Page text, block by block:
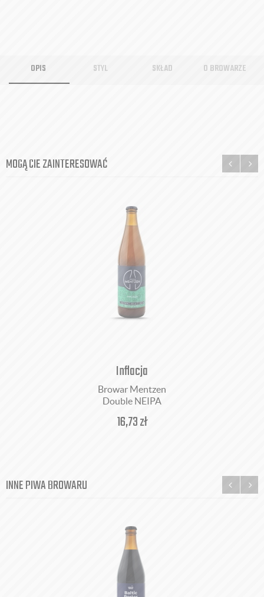
OPIS STYL SKŁAD O BROWARZE
MOGĄ CIE ZAINTERESOWAĆ
Inflacja
Browar Mentzen
Double NEIPA
16,73zł
INNE PIWA BROWARU